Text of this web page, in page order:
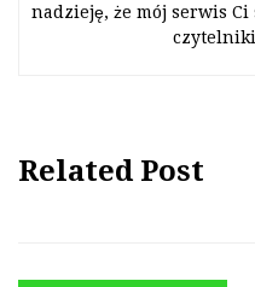
nadzieję, że mój serwis
Related Post